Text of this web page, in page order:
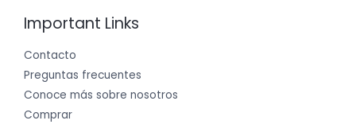
Important Links
Contacto
Preguntas frecuentes
Conoce más sobre nosotros
Comprar